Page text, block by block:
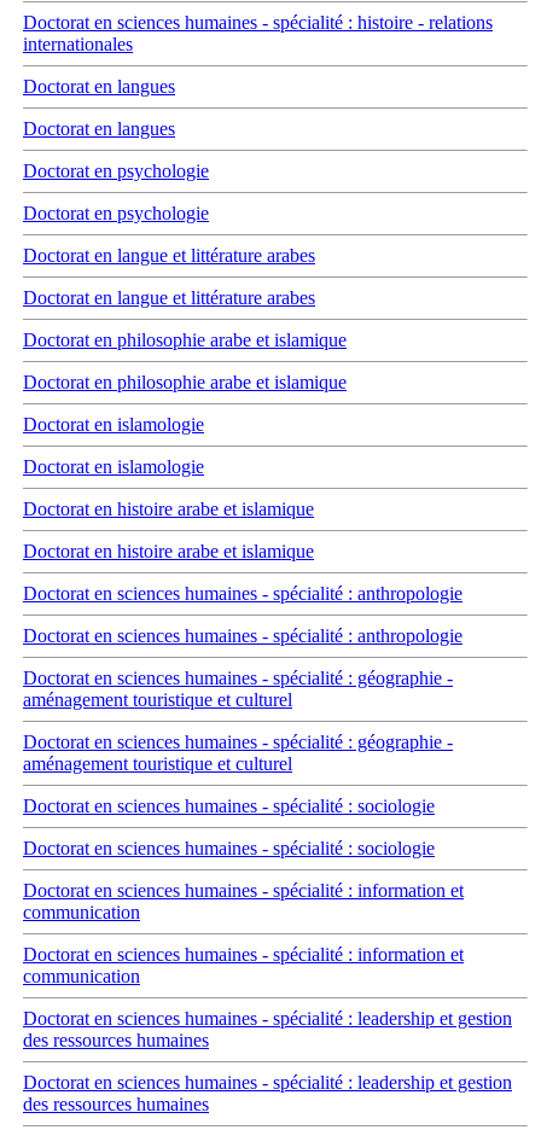
Doctorat en sciences humaines - spécialité : histoire - relations
internationales
Doctorat en langues
Doctorat en langues
Doctorat en psychologie
Doctorat en psychologie
Doctorat en langue et littérature arabes
Doctorat en langue et littérature arabes
Doctorat en philosophie arabe et islamique
Doctorat en philosophie arabe et islamique
Doctorat en islamologie
Doctorat en islamologie
Doctorat en histoire arabe et islamique
Doctorat en histoire arabe et islamique
Doctorat en sciences humaines - spécialité : anthropologie
Doctorat en sciences humaines - spécialité : anthropologie
Doctorat en sciences humaines - spécialité : géographie -
aménagement touristique et culturel
Doctorat en sciences humaines - spécialité : géographie -
aménagement touristique et culturel
Doctorat en sciences humaines - spécialité : sociologie
Doctorat en sciences humaines - spécialité : sociologie
Doctorat en sciences humaines - spécialité : information et
communication
Doctorat en sciences humaines - spécialité : information et
communication
Doctorat en sciences humaines - spécialité : leadership et gestion
des ressources humaines
Doctorat en sciences humaines - spécialité : leadership et gestion
des ressources humaines